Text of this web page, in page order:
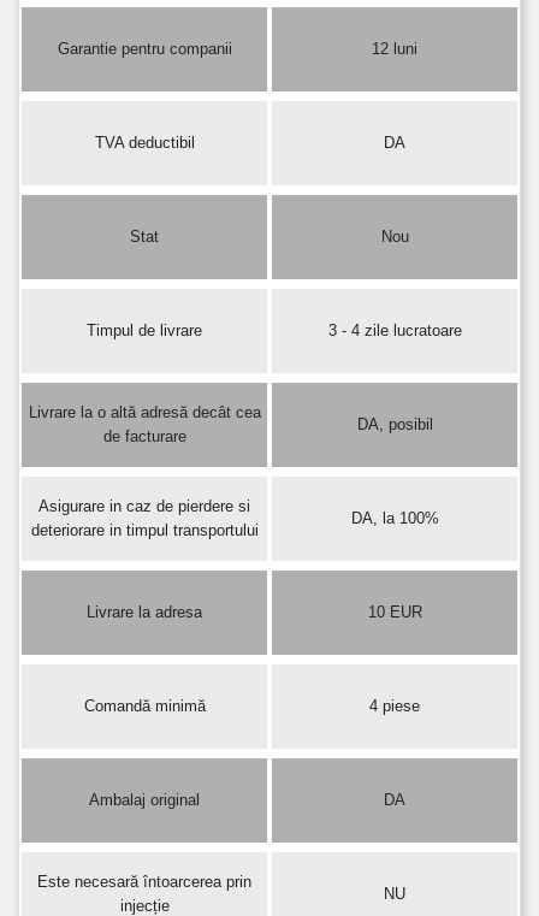
Garantie pentru companii 12 luni
TVA deductibil DA
Stat Nou
Timpul de livrare 3 - 4 zile lucratoare
Livrare la o altă adresă decât cea
de facturare
DA, posibil
Asigurare in caz de pierdere si
deteriorare in timpul transportului
DA, la 100%
Livrare la adresa 10 EUR
Comandă minimă 4 piese
Ambalaj original DA
Este necesară întoarcerea prin
injecție
NU